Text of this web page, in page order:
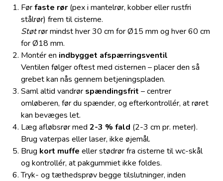
Førfaste rør (pex i mantelrør, kobber eller rustfri
stålrør) frem til cisterne.
Støtrør mindst hver 30 cm for Ø15 mm og hver 60 cm
for Ø18 mm.
Montér en indbygget afspærringsventil
Ventilen følger oftest med cisternen – placer den så
grebet kan nås gennem betjeningspladen.
Saml altid vandrør spændingsfrit – centrer
omløberen, før du spænder, og efterkontrollér, at røret
kan bevæges let.
Læg afløbsrør med2-3 % fald (2-3 cm pr. meter).
Brug vaterpas eller laser, ikke øjemål.
Brug kort muffe eller stødrør fra cisterne til wc-skål
og kontrollér, at pakgummiet ikke foldes.
Tryk- og tæthedsprøv begge tilslutninger, inden